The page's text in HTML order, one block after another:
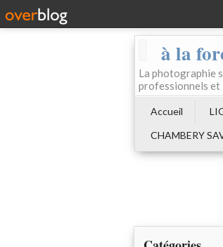
à la
La photographie
professionnels et
Accueil
CHAMBERY